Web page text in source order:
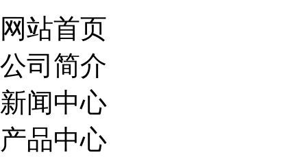
网站首页
公司简介
新闻中心
产品中心